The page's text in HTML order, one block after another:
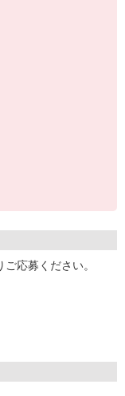
応募ください。
ズです。
す！